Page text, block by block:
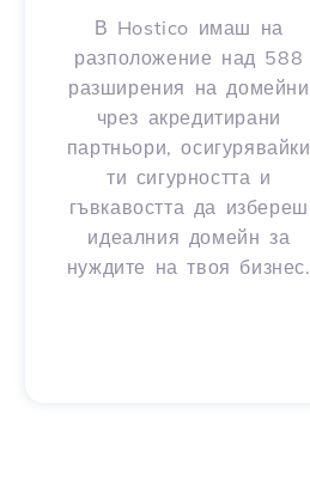
В Hostico имаш на
разположение над 588
разширения на домейни
чрез акредитирани
партньори, осигурявайки
ти сигурността и
гъвкавостта да избереш
идеалния домейн за
нуждите на твоя бизнес.